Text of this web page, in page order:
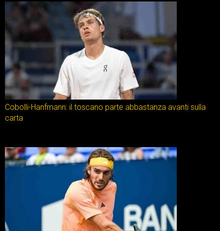
Cobolli-Hanfmann: il toscano parte abbastanza avanti sulla
carta